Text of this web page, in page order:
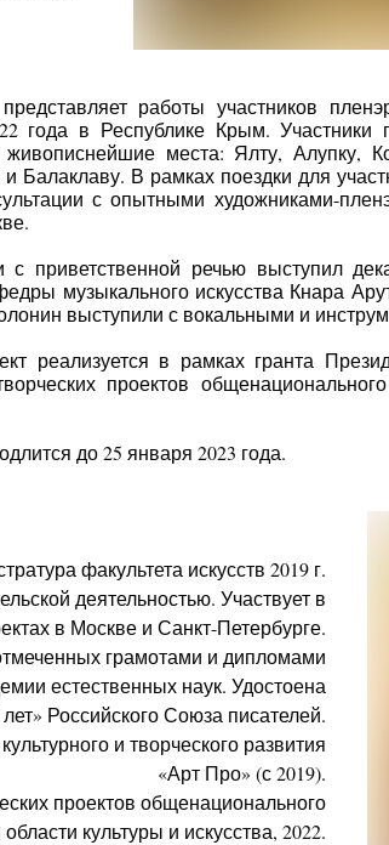
факультета искусств 2019 г.
деятельностью. Участвует в
в Москве и Санкт-Петербурге.
грамотами и дипломами
естественных наук. Удостоена
Российского Союза писателей.
и творческого развития
«Арт Про» (с 2019).
проектов общенационального
культуры и искусства, 2022.
работы участников
года в Республике Крым. Участники
живописнейшие места: Ялту, Алупку,
и Балаклаву. В рамках поездки для
с опытными художниками-
с приветственной речью выступил
музыкального искусства Кнара
выступили с вокальными и
реализуется в рамках гранта
проектов
до 25 января 2023 года.